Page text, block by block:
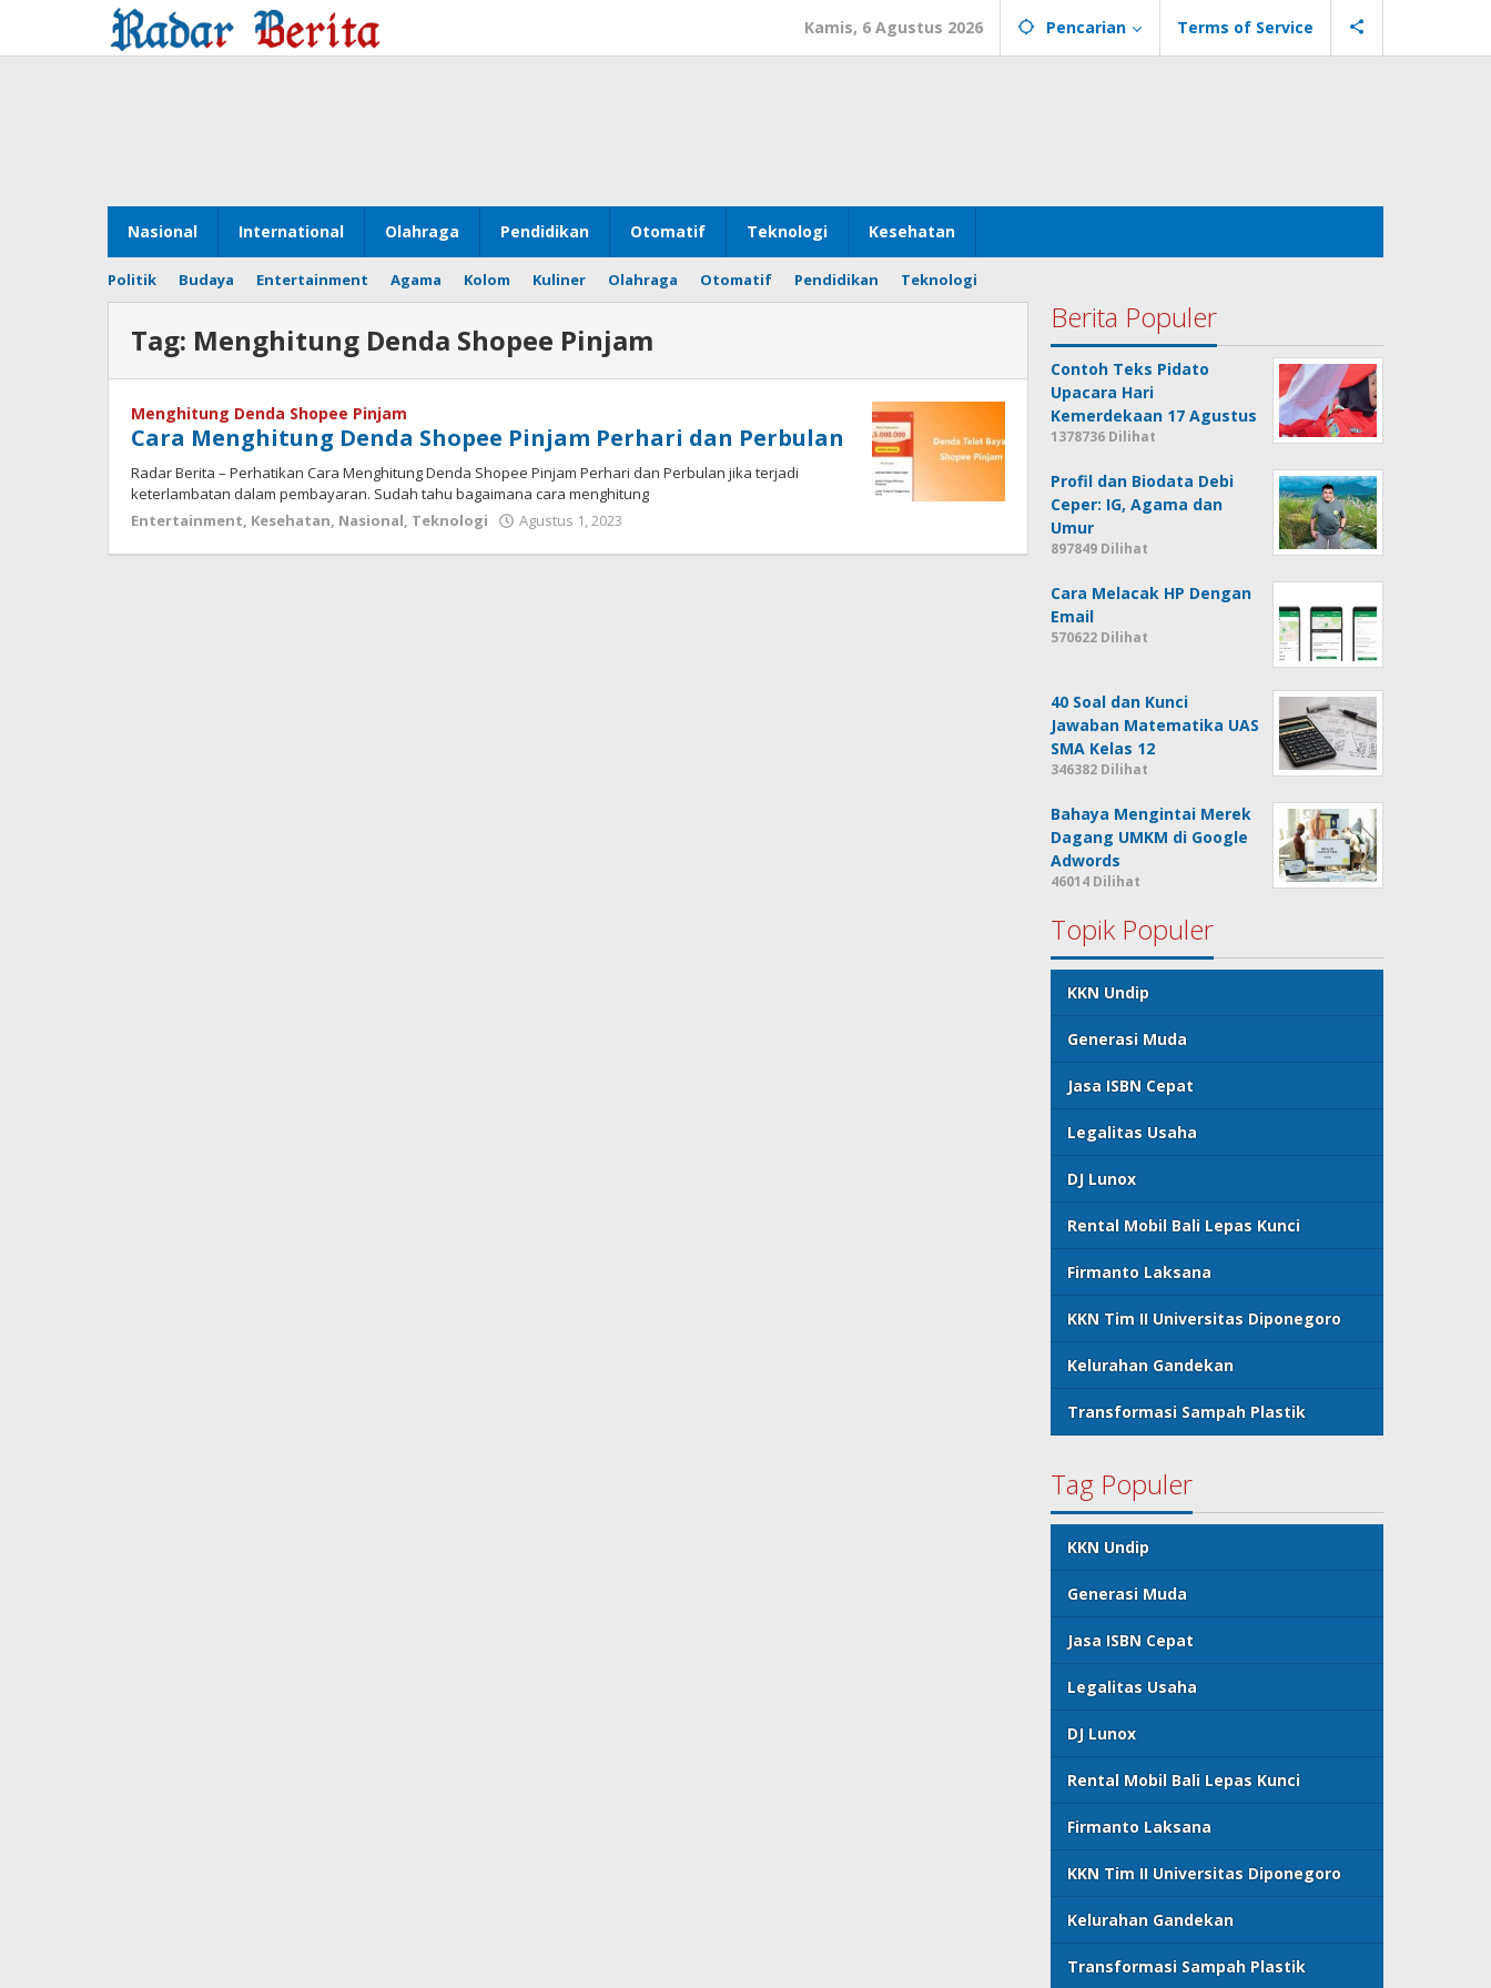
konten
Kamis, 6 Agustus 2026 Pencarian Terms of Service
Nasional International Olahraga Pendidikan Otomatif Teknologi Kesehatan
Politik Budaya Entertainment Agama Kolom Kuliner Olahraga Otomatif Pendidikan Teknologi
Tag: Menghitung Denda Shopee Pinjam
Menghitung Denda Shopee Pinjam
Cara Menghitung Denda Shopee Pinjam Perhari dan Perbulan
Radar Berita – Perhatikan Cara Menghitung Denda Shopee Pinjam Perhari dan Perbulan jika terjadi
keterlambatan dalam pembayaran. Sudah tahu bagaimana cara menghitung
Entertainment, Kesehatan, Nasional, Teknologi Agustus 1, 2023
Berita Populer
Contoh Teks Pidato
Upacara Hari
Kemerdekaan 17 Agustus
1378736 Dilihat
Profil dan Biodata Debi
Ceper: IG, Agama dan
Umur
897849 Dilihat
Cara Melacak HP Dengan
Email
570622 Dilihat
40 Soal dan Kunci
Jawaban Matematika UAS
SMA Kelas 12
346382 Dilihat
Bahaya Mengintai Merek
Dagang UMKM di Google
Adwords
46014 Dilihat
Topik Populer
KKN Undip
Generasi Muda
Jasa ISBN Cepat
Legalitas Usaha
DJ Lunox
Rental Mobil Bali Lepas Kunci
Firmanto Laksana
KKN Tim II Universitas Diponegoro
Kelurahan Gandekan
Transformasi Sampah Plastik
Tag Populer
KKN Undip
Generasi Muda
Jasa ISBN Cepat
Legalitas Usaha
DJ Lunox
Rental Mobil Bali Lepas Kunci
Firmanto Laksana
KKN Tim II Universitas Diponegoro
Kelurahan Gandekan
Transformasi Sampah Plastik